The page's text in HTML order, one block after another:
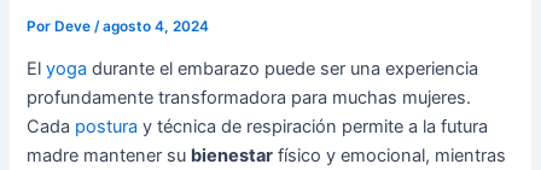
PorDeve/agosto 4, 2024
Elyoga durante el embarazo puede ser una experiencia
profundamente transformadora para muchas mujeres.
Cada postura y técnica de respiración permite a la futura
madre mantener su bienestar físico y emocional, mientras